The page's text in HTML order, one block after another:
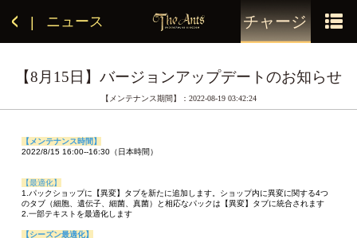
チャージ
ニュース
【8月15日】バージョンアップデートのお知らせ
【メンテナンス期間】：2022-08-19 03:42:24
【メンテナンス時間】
2022/8/15 16:00--16:30（日本時間）
【最適化】
1.パックショップに【異変】タブを新たに追加します。ショップ内に異変に関する4つ
のタブ（細胞、遺伝子、細菌、真菌）と相応なパックは【異変】タブに統合されます
2.一部テキストを最適化します
【シーズン最適化】